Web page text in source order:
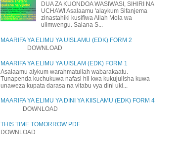
DUA ZA KUONDOA WASIWASI, SIHIRI NA
UCHAWI Asalaamu 'alaykum Sifanjema
zinastahiki kusifiwa Allah Mola wa
ulimwengu. Salana S...
MAARIFA YA ELIMU YA UISLAMU (EDK) FORM 2
DOWNLOAD
MAARIFA YA ELIMU YA UISLAM (EDK) FORM 1
Asalaamu alykum warahmatullah wabarakaatu.
Tunapenda kuchukuwa nafasi hii kwa kukujulisha kuwa
unaweza kupata darasa na vitabu vya dini uki...
MAARIFA YA ELIMU YA DINI YA KIISLAMU (EDK) FORM 4
DOWNLOAD
THIS TIME TOMORROW PDF
DOWNLOAD